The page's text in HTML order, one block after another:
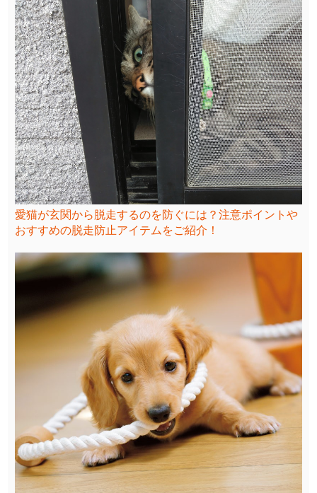
愛猫が玄関から脱走するのを防ぐには？注意ポイントや
おすすめの脱走防止アイテムをご紹介！